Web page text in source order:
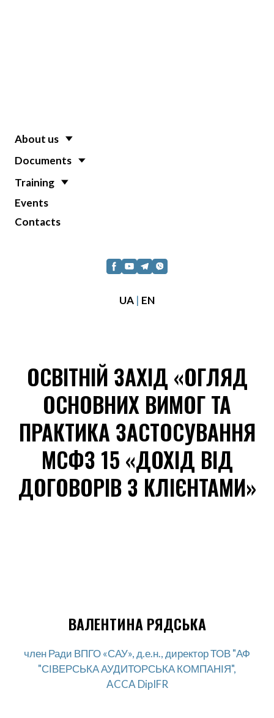
About us
Documents
Training
Events
Contacts
UA | EN
ОСВІТНІЙ ЗАХІД «ОГЛЯД
ОСНОВНИХ ВИМОГ ТА
ПРАКТИКА ЗАСТОСУВАННЯ
МСФЗ 15 «ДОХІД ВІД
ДОГОВОРІВ З КЛІЄНТАМИ»
ВАЛЕНТИНА РЯДСЬКА
член Ради ВПГО «САУ», д.е.н., директор ТОВ "АФ
"СІВЕРСЬКА АУДИТОРСЬКА КОМПАНІЯ",
ACCA DipIFR